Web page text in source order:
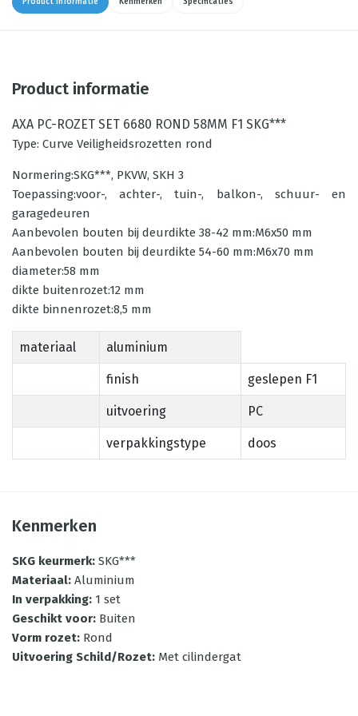
Product informatie
AXA PC-ROZET SET 6680 ROND 58MM F1 SKG***
Type: Curve Veiligheidsrozetten rond
Normering:SKG***, PKVW, SKH 3
Toepassing:voor-, achter-, tuin-, balkon-, schuur- en
garagedeuren
Aanbevolen bouten bij deurdikte 38-42 mm:M6x50 mm
Aanbevolen bouten bij deurdikte 54-60 mm:M6x70 mm
diameter:58 mm
dikte buitenrozet:12 mm
dikte binnenrozet:8,5 mm
materiaal aluminium
finish geslepen F1
uitvoering PC
verpakkingstype doos
Kenmerken
SKG keurmerk: SKG***
Materiaal: Aluminium
In verpakking: 1 set
Geschikt voor: Buiten
Vorm rozet: Rond
Uitvoering Schild/Rozet: Met cilindergat